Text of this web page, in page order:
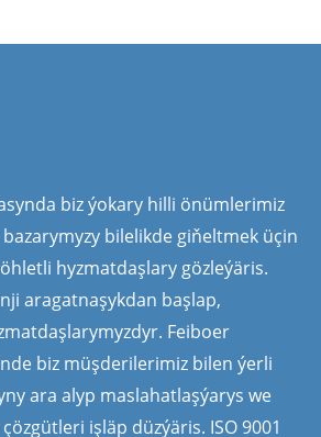
biz ýokary hilli önümlerimiz
bilelikde giňeltmek üçin
hyzmatdaşlary gözleýäris.
aragatnaşykdan başlap,
Feiboer
biz müşderilerimiz bilen ýerli
ara alyp maslahatlaşýarys we
işläp düzýäris. ISO 9001